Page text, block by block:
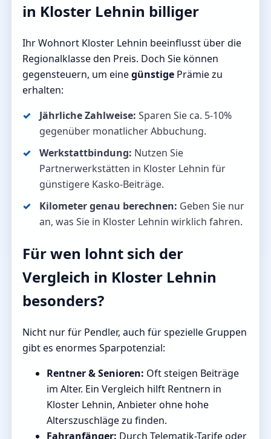
in Kloster Lehnin billiger
Ihr Wohnort Kloster Lehnin beeinflusst über die
Regionalklasse den Preis. Doch Sie können
gegensteuern, um einegünstige Prämie zu
erhalten:
Jährliche Zahlweise: Sparen Sie ca. 5-10%
gegenüber monatlicher Abbuchung.
Werkstattbindung: Nutzen Sie
Partnerwerkstätten in Kloster Lehnin für
günstigere Kasko-Beiträge.
Kilometer genau berechnen: Geben Sie nur
an, was Sie in Kloster Lehnin wirklich fahren.
Für wen lohnt sich der
Vergleich in Kloster Lehnin
besonders?
Nicht nur für Pendler, auch für spezielle Gruppen
gibt es enormes Sparpotenzial:
Rentner & Senioren: Oft steigen Beiträge
im Alter. Ein Vergleich hilft Rentnern in
Kloster Lehnin, Anbieter ohne hohe
Alterszuschläge zu finden.
Fahranfänger: Durch Telematik-Tarife oder